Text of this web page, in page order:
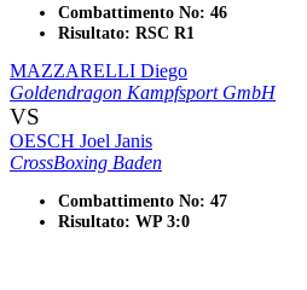
Combattimento No: 46
Risultato: RSC R1
MAZZARELLI Diego
Goldendragon Kampfsport GmbH
VS
OESCH Joel Janis
CrossBoxing Baden
Combattimento No: 47
Risultato: WP 3:0